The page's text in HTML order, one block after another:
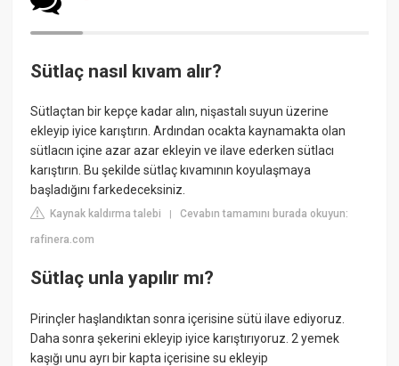
Sütlaç nasıl kıvam alır?
Sütlaçtan bir kepçe kadar alın, nişastalı suyun üzerine
ekleyip iyice karıştırın. Ardından ocakta kaynamakta olan
sütlacın içine azar azar ekleyin ve ilave ederken sütlacı
karıştırın. Bu şekilde sütlaç kıvamının koyulaşmaya
başladığını farkedeceksiniz.
Kaynak kaldırma talebi |Cevabın tamamını burada okuyun:
rafinera.com
Sütlaç unla yapılır mı?
Pirinçler haşlandıktan sonra içerisine sütü ilave ediyoruz.
Daha sonra şekerini ekleyip iyice karıştırıyoruz. 2 yemek
kaşığı unu ayrı bir kapta içerisine su ekleyip